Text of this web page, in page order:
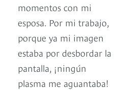
momentos con mi
esposa. Por mi trabajo,
porque ya mi imagen
estaba por desbordar la
pantalla, ¡ningún
plasma me aguantaba!